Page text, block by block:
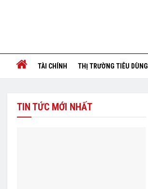
TÀI CHÍNH THỊ TRƯỜNG TIÊU DÙNG
TIN TỨC MỚI NHẤT